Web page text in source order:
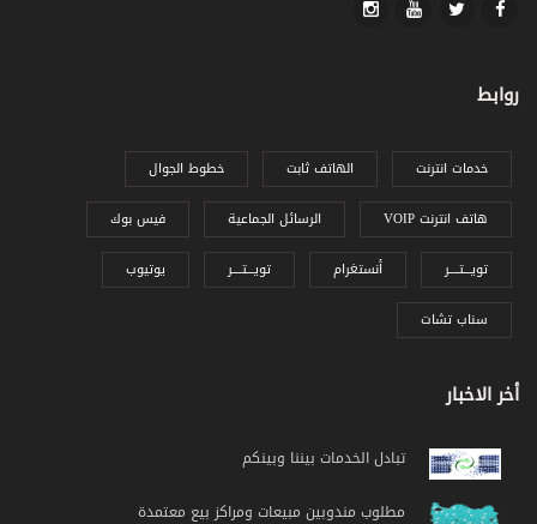
روابط
خدمات انترنت الهاتف ثابت
خطوط الجوال
VOIP هاتف انترنت
الرسائل الجماعية
فيس بوك
تويـــتــــر
أنستغرام تويـــتــــر
يوتيوب
سناب تشات
أخر الاخبار
تبادل الخدمات بيننا وبينكم
مطلوب مندوبين مبيعات ومراكز بيع معتمدة